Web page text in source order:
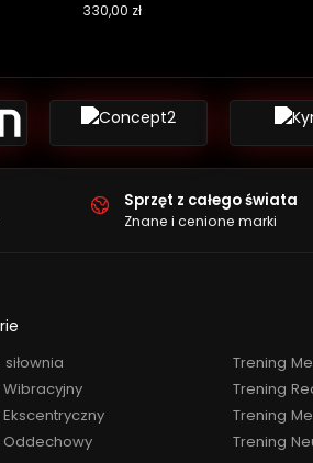
330,00 zł
Sprzęt z całego świata
Znane i cenione marki
siłownia
Oddechowy
Trening
Trening
Trening
Trening